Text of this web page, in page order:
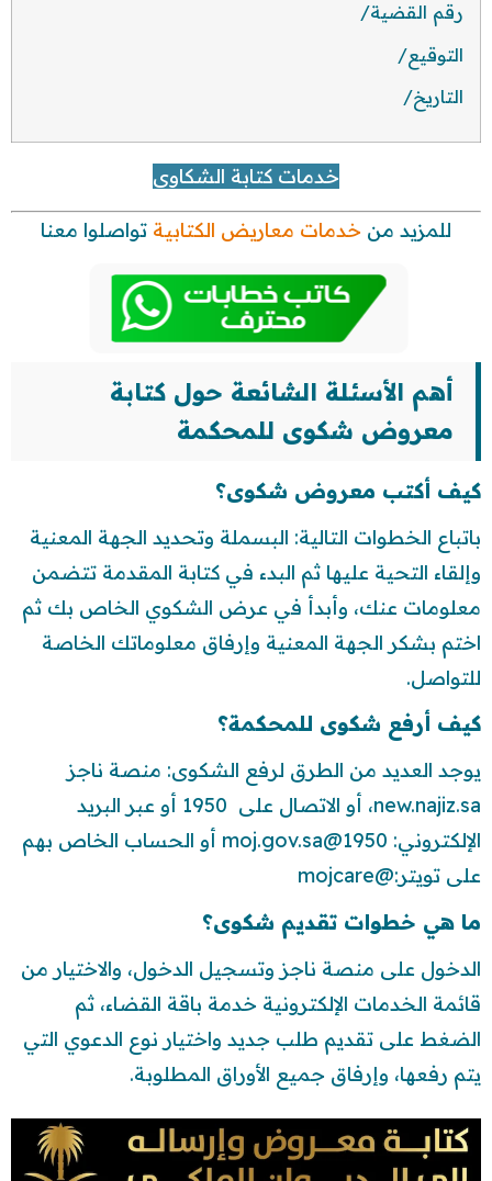
رقم القضية/
التوقيع/
التاريخ/
خدمات كتابة الشكاوى
للمزيد من خدمات معاريض الكتابية تواصلوا معنا
أهم الأسئلة الشائعة حول كتابة
معروض شكوى للمحكمة
كيف أكتب معروض شكوى؟
باتباع الخطوات التالية: البسملة وتحديد الجهة المعنية
وإلقاء التحية عليها ثم البدء في كتابة المقدمة تتضمن
معلومات عنك، وأبدأ في عرض الشكوي الخاص بك ثم
اختم بشكر الجهة المعنية وإرفاق معلوماتك الخاصة
للتواصل.
كيف أرفع شكوى للمحكمة؟
يوجد العديد من الطرق لرفع الشكوى: منصة ناجز
new.najiz.sa، أو الاتصال على 1950 أو عبر البريد
الإلكتروني: 1950@moj.gov.sa
أو الحساب الخاص بهم
على تويتر:@mojcare
ما هي خطوات تقديم شكوى؟
الدخول على منصة ناجز وتسجيل الدخول، والاختيار من
قائمة الخدمات الإلكترونية خدمة باقة القضاء، ثم
الضغط على تقديم طلب جديد واختيار نوع الدعوي التي
يتم رفعها، وإرفاق جميع الأوراق المطلوبة.